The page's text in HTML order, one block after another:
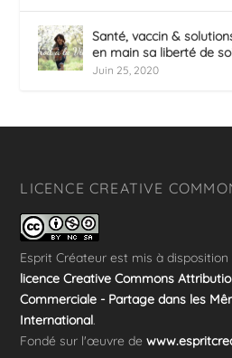
Santé, vaccin &
en main sa liberté de
Juin 25, 2020
LICENCE CREATIVE
Esprit Créateur est mis à
licence Creative Commons
Commerciale - Partage dans les
International.
Fondé sur l'œuvre de